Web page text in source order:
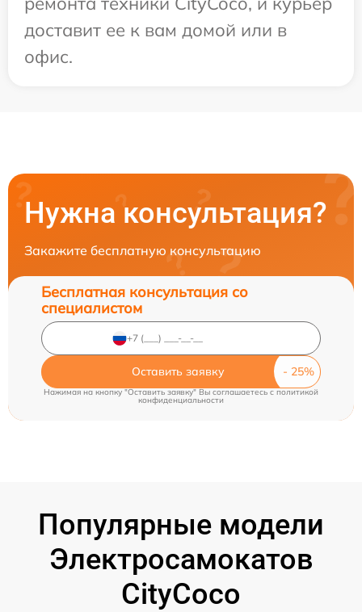
доставит ее к вам домой или в
офис.
Нужна консультация?
Закажите бесплатную консультацию
Бесплатная консультация со
специалистом
Оставить заявку
Нажимая на кнопку "Оставить заявку" Вы соглашаетесь cполитикой
конфиденциальности
Популярные модели
Электросамокатов
CityCoco